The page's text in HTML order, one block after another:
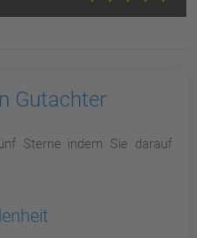
Gutachter
Sterne indem Sie darauf